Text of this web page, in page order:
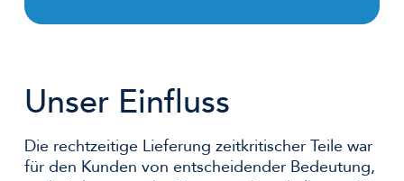
Unser Einfluss
Die rechtzeitige Lieferung zeitkritischer Teile war
für den Kunden von entscheidender Bedeutung,